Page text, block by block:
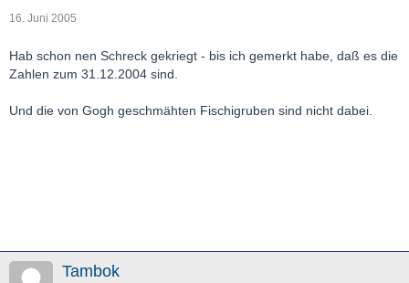
16. Juni 2005
Hab schon nen Schreck gekriegt - bis ich gemerkt habe, daß es die
Zahlen zum 31.12.2004 sind.
Und die von Gogh geschmähten Fischigruben sind nicht dabei.
Tambok